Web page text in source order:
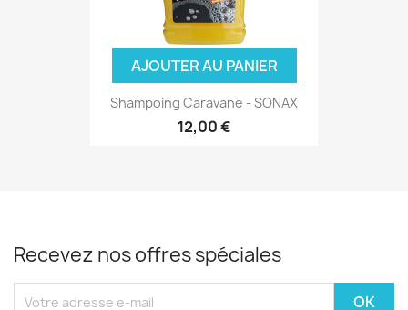
AJOUTER AU PANIER
Shampoing Caravane - SONAX
12,00 €
Recevez nos offres spéciales